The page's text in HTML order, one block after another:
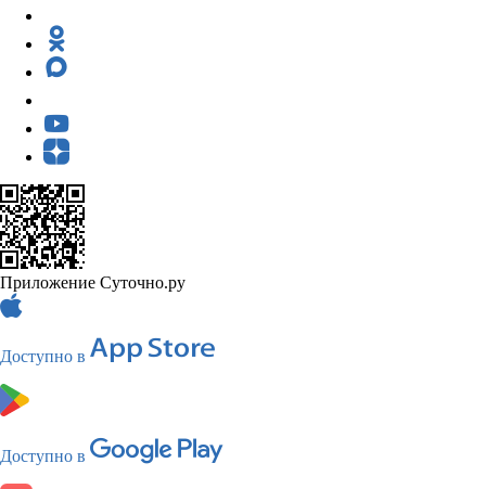
Приложение Суточно.ру
Доступно в
Доступно в